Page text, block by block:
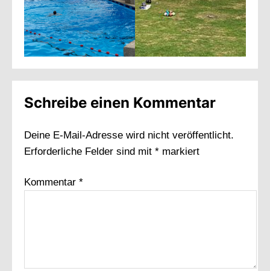
Schreibe einen Kommentar
Deine E-Mail-Adresse wird nicht veröffentlicht.
Erforderliche Felder sind mit * markiert
Kommentar *